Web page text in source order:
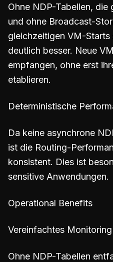
Ohne NDP-Tabellen,
und ohne Broadcast-
gleichzeitigen VM-Starts
deutlich besser. Neue
empfangen, ohne erst
etablieren.
Deterministische
Da keine asynchrone
ist die Routing-
konsistent. Dies ist
sensitive Anwendungen.
Operational Benefits
Vereinfachtes Monitoring
Ohne NDP-Tabellen